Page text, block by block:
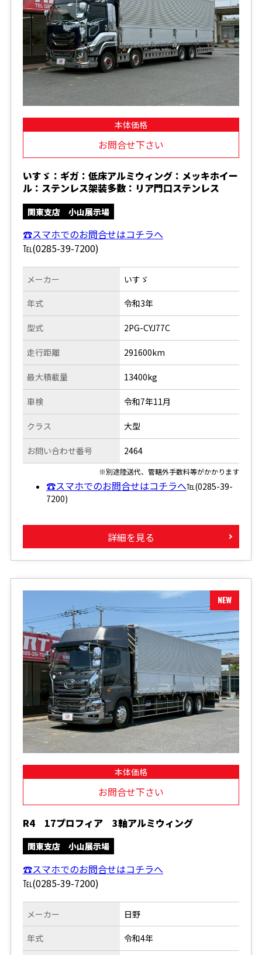
本体価格
お問合せ下さい
いすゞ：ギガ：低床アルミウィング：メッキホイー
ル：ステンレス架装多数：リア門口ステンレス
関東支店 小山展示場
☎スマホでのお問合せはコチラへ
℡(0285-39-7200)
メーカー
年式
型式
走行距離
いすゞ
令和3年
2PG-CYJ77C
291600km
最大積載量
車検
クラス
お問い合わせ番号
13400kg
令和7年11月
大型
2464
※別途陸送代、管轄外手数料等がかかります
☎スマホでのお問合せはコチラへ℡(0285-39-
7200)
詳細を見る
本体価格
お問合せ下さい
R4 17プロフィア 3軸アルミウィング
関東支店 小山展示場
☎スマホでのお問合せはコチラへ
℡(0285-39-7200)
メーカー
年式
日野
令和4年